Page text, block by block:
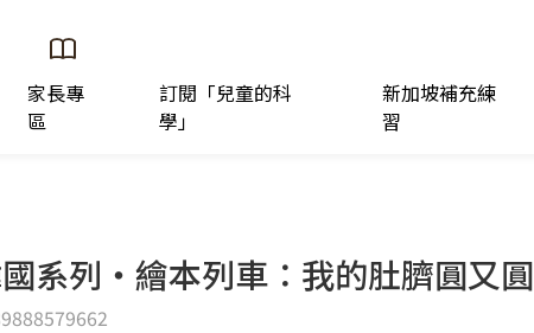
家長專
區
訂閱「兒童的科
學」
新加坡補充練
習
系列‧繪本列車：我的肚臍圓又圓